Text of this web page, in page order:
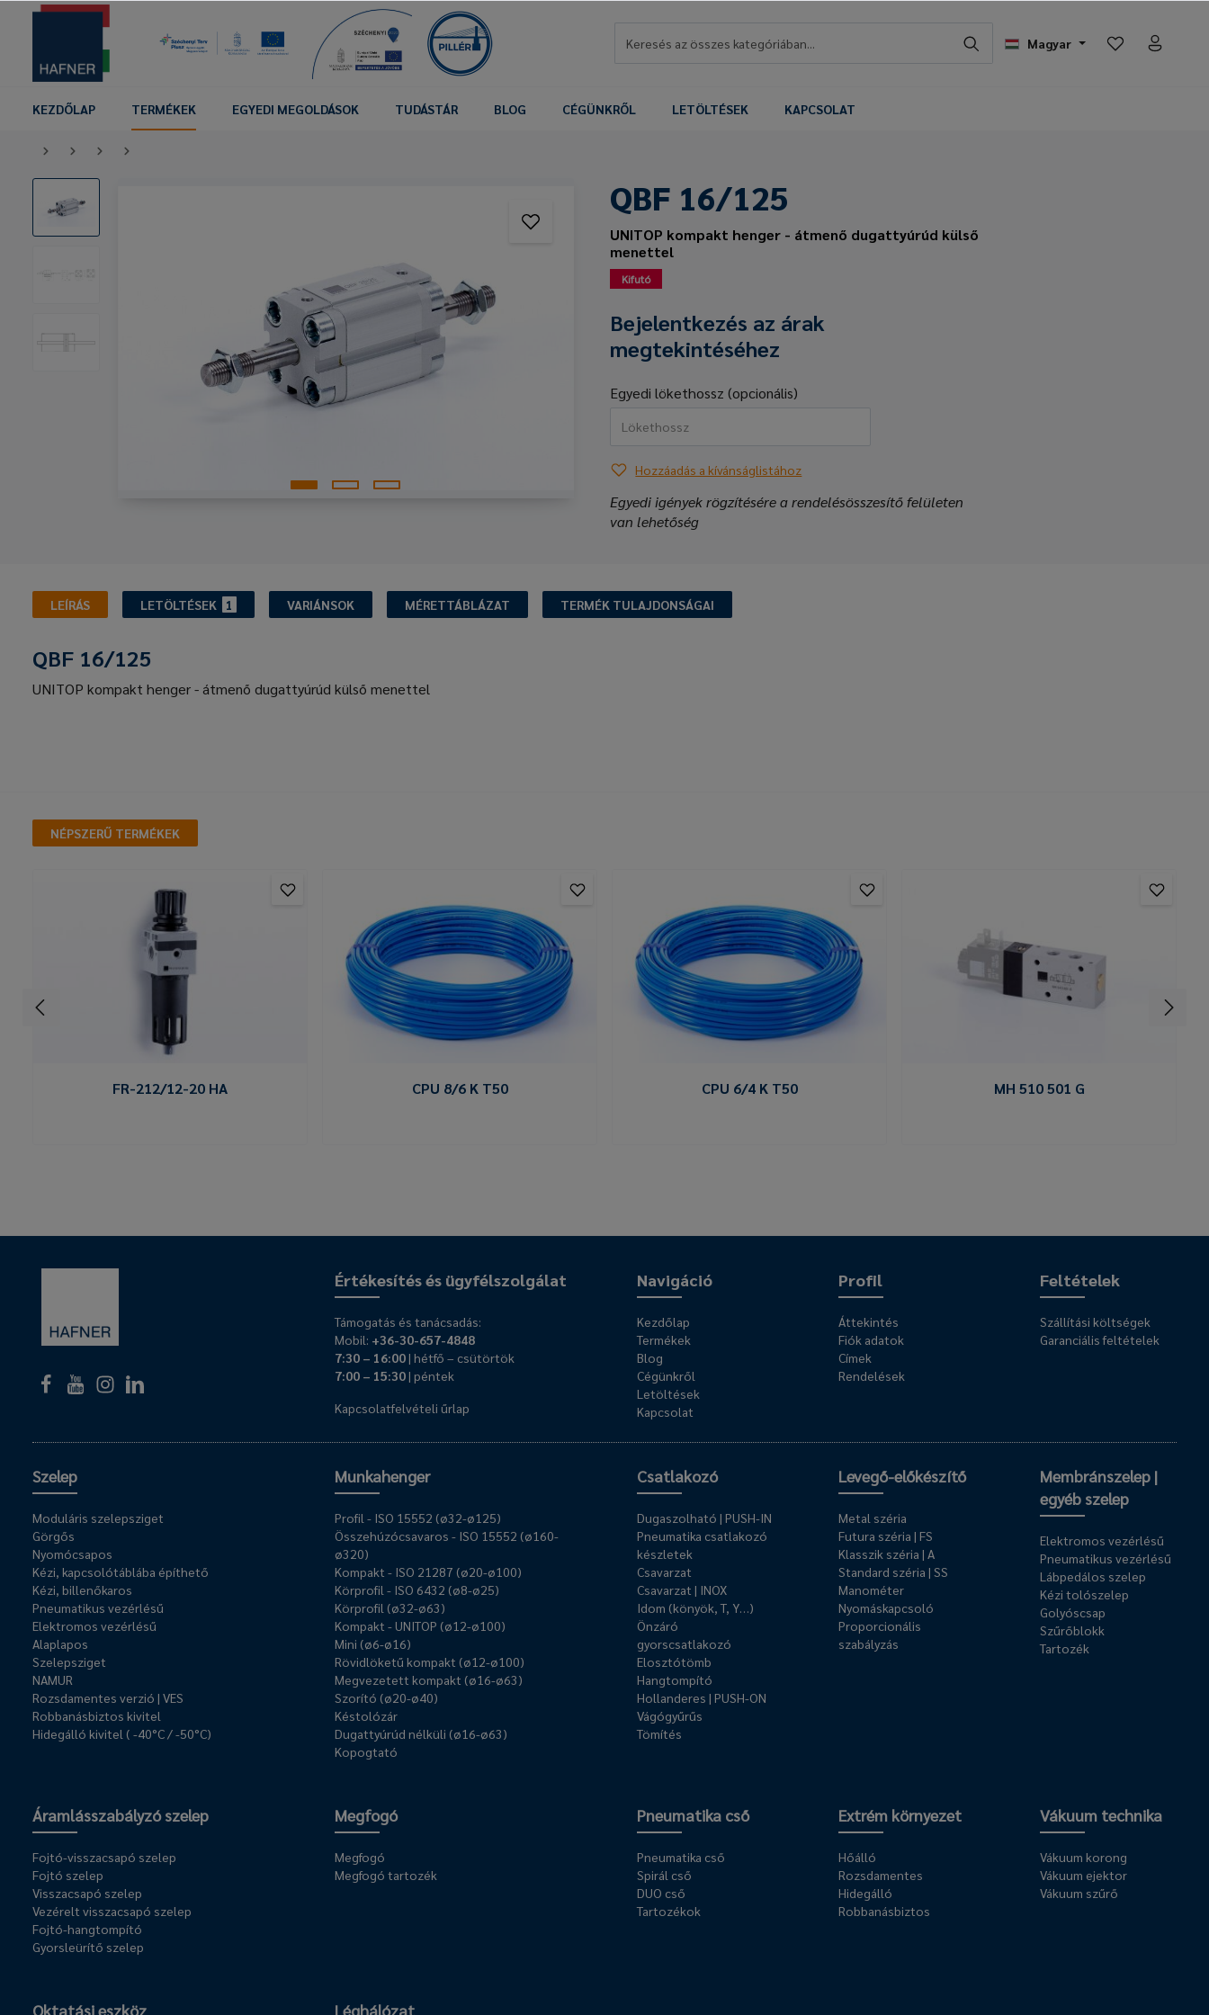
Magyar
KEZDŐLAP TERMÉKEK EGYEDI MEGOLDÁSOK TUDÁSTÁR BLOG CÉGÜNKRŐL LETÖLTÉSEK KAPCSOLAT
QBF 16/125
UNITOP kompakt henger - átmenő dugattyúrúd külső
menettel
Kifutó
Bejelentkezés az árak
megtekintéséhez
Egyedi lökethossz (opcionális)
Hozzáadás a kívánságlistához
Egyedi igények rögzítésére a rendelésösszesítő felületen
van lehetőség
LEÍRÁS LETÖLTÉSEK 1 VARIÁNSOK MÉRETTÁBLÁZAT TERMÉK TULAJDONSÁGAI
QBF 16/125
UNITOP kompakt henger - átmenő dugattyúrúd külső menettel
NÉPSZERŰ TERMÉKEK
FR-212/12-20 HA CPU 8/6 K T50 CPU 6/4 K T50 MH 510 501 G
Navigáció
Kezdőlap
Termékek
Blog
Cégünkről
Letöltések
Kapcsolat
Profil
Áttekintés
Fiók adatok
Címek
Rendelések
Feltételek
Szállítási költségek
Garanciális feltételek
Értékesítés és ügyfélszolgálat
Támogatás és tanácsadás:
Mobil: +36-30-657-4848
7:30 – 16:00| hétfő – csütörtök
7:00 – 15:30| péntek
Kapcsolatfelvételi űrlap
Szelep
Moduláris szelepsziget
Görgős
Nyomócsapos
Kézi, kapcsolótáblába építhető
Kézi, billenőkaros
Pneumatikus vezérlésű
Elektromos vezérlésű
Alaplapos
Szelepsziget
NAMUR
Rozsdamentes verzió | VES
Robbanásbiztos kivitel
Hidegálló kivitel ( -40°C / -50°C)
Munkahenger
Profil - ISO 15552 (ø32-ø125)
Összehúzócsavaros - ISO 15552 (ø160-
ø320)
Kompakt - ISO 21287 (ø20-ø100)
Körprofil - ISO 6432 (ø8-ø25)
Körprofil (ø32-ø63)
Kompakt - UNITOP (ø12-ø100)
Mini (ø6-ø16)
Rövidlöketű kompakt (ø12-ø100)
Megvezetett kompakt (ø16-ø63)
Szorító (ø20-ø40)
Késtolózár
Dugattyúrúd nélküli (ø16-ø63)
Kopogtató
Csatlakozó
Dugaszolható | PUSH-IN
Pneumatika csatlakozó
készletek
Csavarzat
Csavarzat | INOX
Idom (könyök, T, Y…)
Önzáró
gyorscsatlakozó
Elosztótömb
Hangtompító
Hollanderes | PUSH-ON
Vágógyűrűs
Tömítés
Levegő-előkészítő
Metal széria
Futura széria | FS
Klasszik széria | A
Standard széria | SS
Manométer
Nyomáskapcsoló
Proporcionális
szabályzás
Membránszelep |
egyéb szelep
Elektromos vezérlésű
Pneumatikus vezérlésű
Lábpedálos szelep
Kézi tolószelep
Golyóscsap
Szűrőblokk
Tartozék
Áramlásszabályzó szelep
Fojtó-visszacsapó szelep
Fojtó szelep
Visszacsapó szelep
Vezérelt visszacsapó szelep
Fojtó-hangtompító
Gyorsleürítő szelep
Megfogó
Megfogó
Megfogó tartozék
Pneumatika cső
Pneumatika cső
Spirál cső
DUO cső
Tartozékok
Extrém környezet
Hőálló
Rozsdamentes
Hidegálló
Robbanásbiztos
Vákuum technika
Vákuum korong
Vákuum ejektor
Vákuum szűrő
Oktatási eszköz Léghálózat